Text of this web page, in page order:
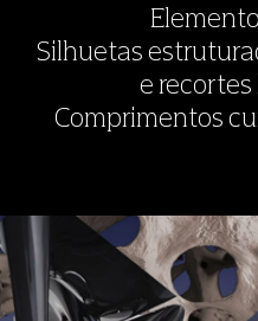
Silhuetas
e
Comprimentos